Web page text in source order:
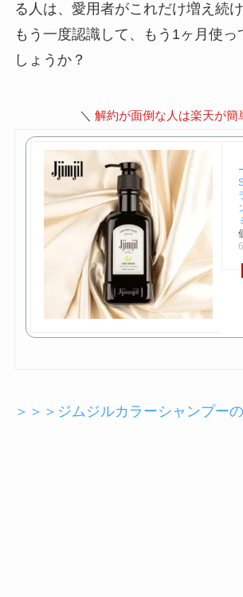
る人は、愛用者がこれだけ増え続
もう一度認識して、もう1ヶ月使っ
しょうか？
＼ 解約が面倒な人は楽天が簡
＞＞＞ジムジルカラーシャンプー